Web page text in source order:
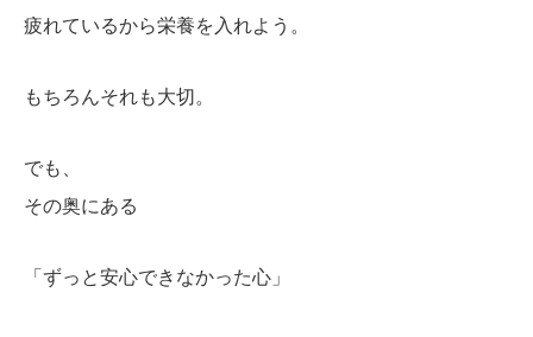
疲れているから栄養を入れよう。
もちろんそれも大切。
でも、
その奥にある
「ずっと安心できなかった心」